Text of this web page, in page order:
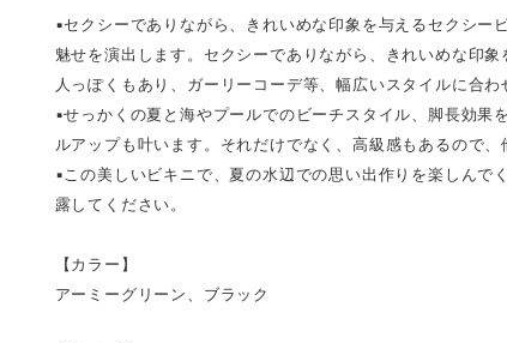
▪セクシーでありながら、きれいめな印象を与えるセクシ
魅せを演出します。セクシーでありながら、きれいめな印
人っぽくもあり、ガーリーコーデ等、幅広いスタイルに合わ
▪せっかくの夏と海やプールでのビーチスタイル、脚長効果
ルアップも叶います。それだけでなく、高級感もあるので
▪この美しいビキニで、夏の水辺での思い出作りを楽しん
露してください。
【カラー】
アーミーグリーン、ブラック